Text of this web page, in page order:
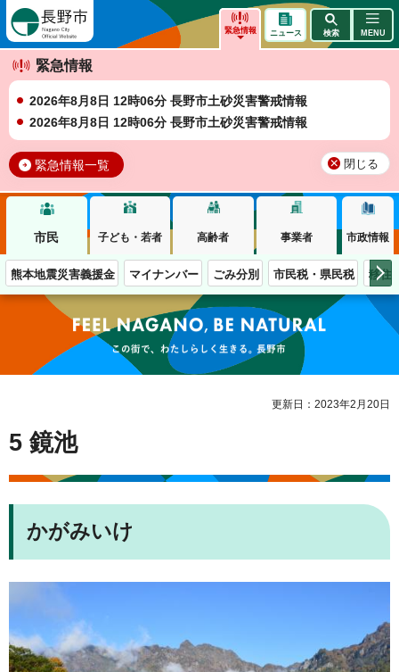
緊急情報
緊急情報
2026年8月8日 12時06分 長野市土砂災害警戒情報
2026年8月8日 12時06分 長野市土砂災害警戒情報
緊急情報一覧 閉じる
ニュース 検索 MENU
市民 子ども・若者 高齢者 事業者 市政情報
熊本地震災害義援金 マイナンバー ごみ分別 市民税・県民税 移住
この街で、わたしらしく生きる。長野市
更新日：2023年2月20日
5 鏡池
かがみいけ